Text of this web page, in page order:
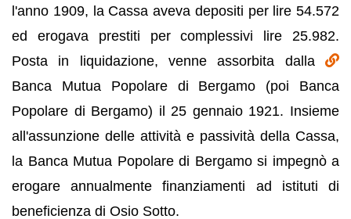
l'anno 1909, la Cassa aveva depositi per lire 54.572
ed erogava prestiti per complessivi lire 25.982.
Posta in liquidazione, venne assorbita dalla
Banca Mutua Popolare di Bergamo (poi Banca
Popolare di Bergamo) il 25 gennaio 1921. Insieme
all'assunzione delle attività e passività della Cassa,
la Banca Mutua Popolare di Bergamo si impegnò a
erogare annualmente finanziamenti ad istituti di
beneficienza di Osio Sotto.